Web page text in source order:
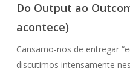
Do Output ao
acontece)
Cansamo-nos de entregar
discutimos intensamente